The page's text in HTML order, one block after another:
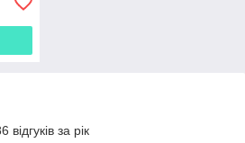
за рік